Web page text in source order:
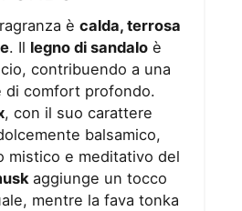
è calda, terrosa
. Il legno di sandaloè
contribuendo a una
di comfort profondo.
, con il suo carattere
balsamico,
mistico e meditativo del
aggiunge un tocco
mentre la fava tonka